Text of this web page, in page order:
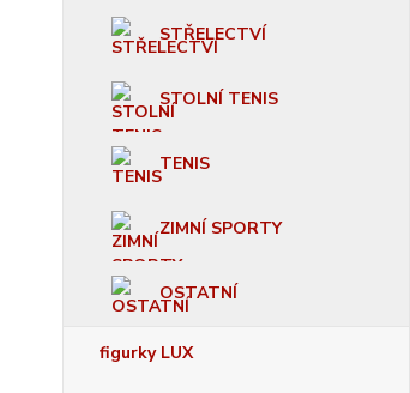
STŘELECTVÍ
STOLNÍ TENIS
TENIS
ZIMNÍ SPORTY
OSTATNÍ
figurky LUX